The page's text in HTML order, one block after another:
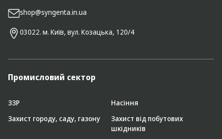
shop@syngenta.in.ua
03022. м. Київ, вул. Козацька, 120/4
Промисловий сектор
ЗЗР
Насіння
Захист городу, саду, газону
Захист від побутових
шкідників